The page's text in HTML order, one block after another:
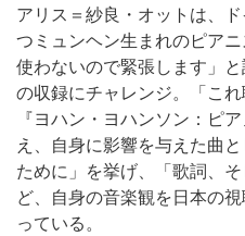
アリス＝紗良・オットは、
つミュンヘン生まれのピア
使わないので緊張します」
の収録にチャレンジ。「こ
『ヨハン・ヨハンソン：ピ
え、自身に影響を与えた曲
ために」を挙げ、「歌詞、
ど、自身の音楽観を日本の
っている。